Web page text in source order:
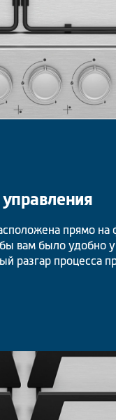
прямо на
вам было удобно
разгар процесса